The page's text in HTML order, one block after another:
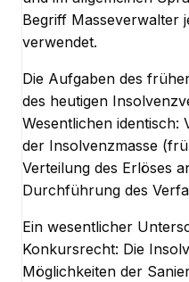
Begriff Masseverwalter
verwendet.
Die Aufgaben des
des heutigen
Wesentlichen identisch:
der Insolvenzmasse
Verteilung des Erlöses
Durchführung des
Ein wesentlicher
Konkursrecht: Die
Möglichkeiten der